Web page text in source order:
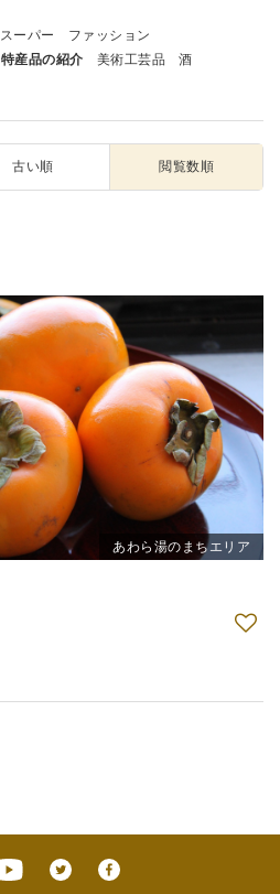
スーパー
ファッション
特産品の紹介 美術工芸品
酒
古い順 閲覧数順
あわら湯のまちエリア